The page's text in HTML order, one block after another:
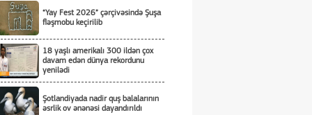
“Yay Fest 2026” çərçivəsində Şuşa
fləşmobu keçirilib
18 yaşlı amerikalı 300 ildən çox
davam edən dünya rekordunu
yenilədi
Şotlandiyada nadir quş balalarının
əsrlik ov ənənəsi dayandırıldı